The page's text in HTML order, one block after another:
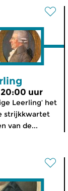
uur
Leerling’ het
strijkkwartet
van de...